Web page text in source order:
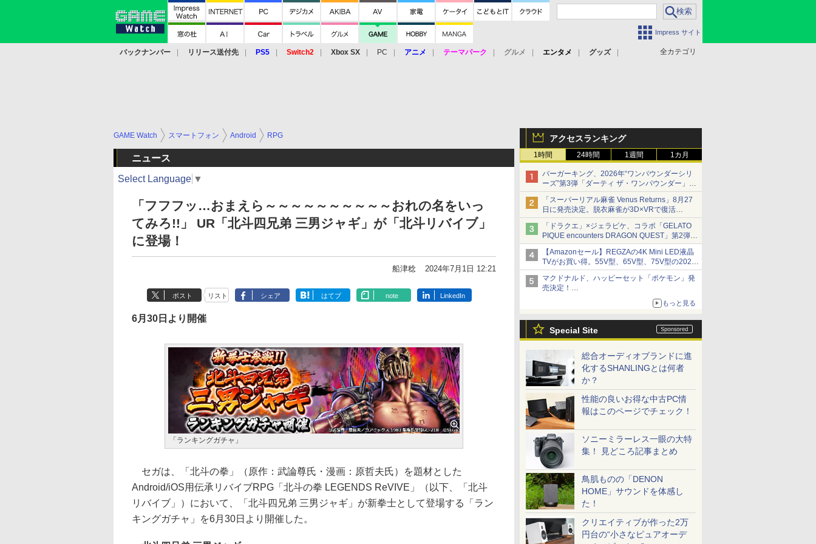
Impress サイト
全カテゴリ
バックナンバー リリース送付先 PS5 Switch2 Xbox SX PC アニメ テーマパーク グルメ エンタメ
グッズ
アクセスランキング
1時間 24時間 1週間 1カ月
バーガーキング、2026年“ワンパウンダーシリ
ーズ”第3弾「ダーティ ザ・ワンパウンダー」を
8月7日発売
「特製ガーリックマヨソース」を使用した超大
型チーズバーガー
「スーパーリアル麻雀 Venus Returns」8月27
日に発売決定。脱衣麻雀が3D×VRで復活
発売から2週間は20%オフになるセールが実施
「ドラクエ」×ジェラピケ、コラボ「GELATO
PIQUE encounters DRAGON QUEST」第2弾が
本日発売
アイスカップに入ったスライムやわたぼう、ベ
ビーサタンなどがオリジナルアートで登場
【Amazonセール】REGZAの4K Mini LED液晶
TVがお買い得。55V型、65V型、75V型の2026
年モデルがラインナップ
マクドナルド、ハッピーセット「ポケモン」発
売決定！
ポケモン30周年記念で30匹が大集合
もっと見る
Special Site
総合オーディオブランドに進
化するSHANLINGとは何者
か？
性能の良いお得な中古PC情
報はこのページでチェック！
ソニーミラーレス一眼の大特
集！ 見どころ記事まとめ
鳥肌ものの「DENON
HOME」サウンドを体感し
た！
クリエイティブが作った2万
円台の“小さなピュアオーデ
GAME Watch スマートフォン Android RPG
ニュース
Select Language ▼
「フフフッ…おまえら～～～～～～～～～～おれの名をいっ
てみろ!!」 UR「北斗四兄弟 三男ジャギ」が「北斗リバイブ」
に登場！
船津稔 2024年7月1日 12:21
ポスト リスト シェア はてブ note LinkedIn
6月30日より開催
「ランキングガチャ」
セガは、「北斗の拳」（原作：武論尊氏・漫画：原哲夫氏）を題材とした
Android/iOS用伝承リバイブRPG「北斗の拳 LEGENDS ReVIVE」（以下、「北斗
リバイブ」）において、「北斗四兄弟 三男ジャギ」が新拳士として登場する「ラン
キングガチャ」を6月30日より開催した。